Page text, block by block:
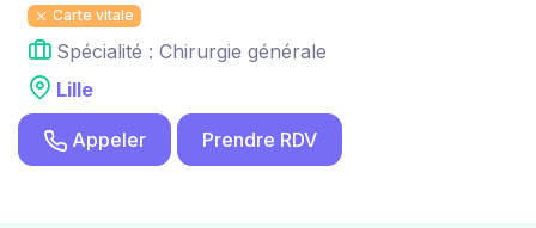
Carte vitale
Spécialité : Chirurgie générale
Lille
Appeler Prendre RDV